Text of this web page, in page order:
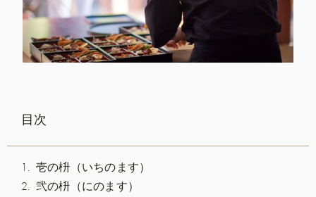
目次
壱の枡（いちのます）
弐の枡（にのます）